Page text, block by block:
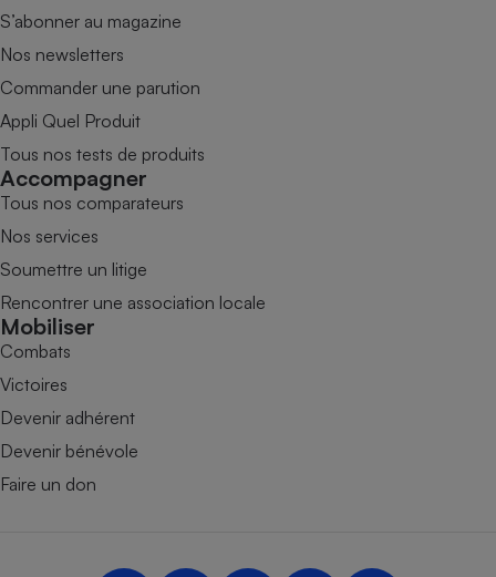
S’abonner au magazine
Nos newsletters
Commander une parution
Appli Quel Produit
Tous nos tests de produits
Accompagner
Tous nos comparateurs
Nos services
Soumettre un litige
Rencontrer une association locale
Mobiliser
Combats
Victoires
Devenir adhérent
Devenir bénévole
Faire un don